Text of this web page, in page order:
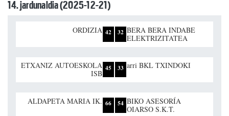
14. jardunaldia (2025-12-21)
ORDIZIA 42 32 BERA BERA INDABE
ELEKTRIZITATEA
ETXANIZ AUTOESKOLA
ISB
45 33 arri BKL TXINDOKI
ALDAPETA MARIA IK. 66 54 BIKO ASESORÍA
OIARSO S.K.T.